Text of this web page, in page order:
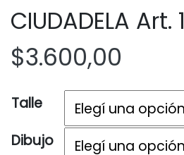
CIUDADELA Art.
$3.600,00
Talle
Dibujo